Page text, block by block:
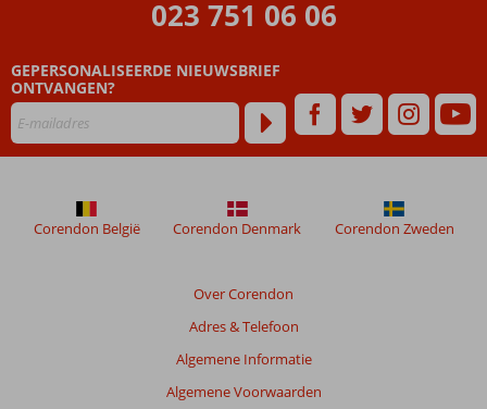
023 751 06 06
GEPERSONALISEERDE NIEUWSBRIEF
ONTVANGEN?
Over Corendon
Adres & Telefoon
Algemene Informatie
Algemene Voorwaarden
Corendon België Corendon Denmark Corendon Zweden